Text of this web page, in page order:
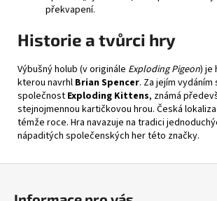
překvapení.
Historie a tvůrci hry
Výbušný holub (v originále Exploding Pigeon) je
kterou navrhl Brian Spencer. Za jejím
společnost Exploding Kittens, známá
stejnojmennou kartičkovou hrou. Česká
témže roce. Hra navazuje na tradici
nápaditých společenských her této značky.